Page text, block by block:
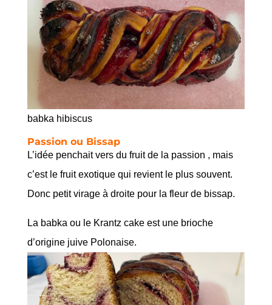
babka hibiscus
Passion ou Bissap
L’idée penchait vers du fruit de la passion , mais
c’est le fruit exotique qui revient le plus souvent.
Donc petit virage à droite pour la fleur de bissap.
La babka ou le Krantz cake est une brioche
d’origine juive Polonaise.